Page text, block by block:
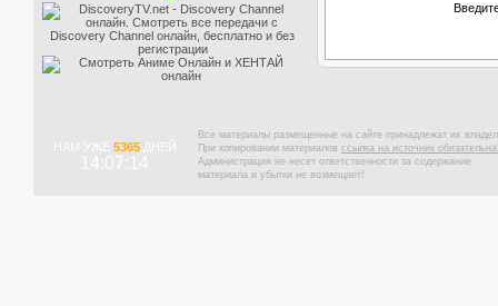
НАМ УЖЕ 5365ДНЕЙ
14:07:15
Все материалы размещенные на сайте принадлежат их
При копировании материалов ссылка на источник
Администрация не несет ответственности за содержание
материала и убытки не возмещает!